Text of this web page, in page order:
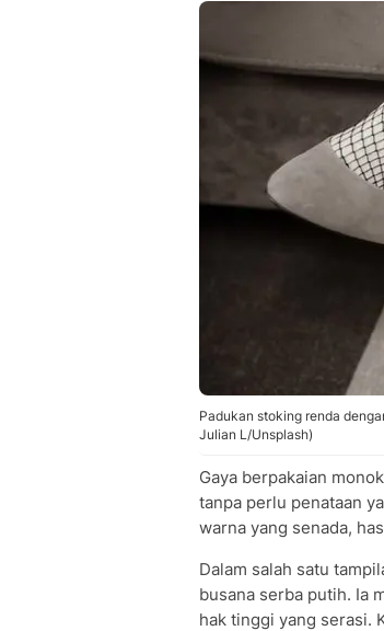
Padukan stoking renda
Julian L/Unsplash)
Gaya berpakaian
tanpa perlu penataan
warna yang senada,
Dalam salah satu
busana serba putih. Ia
hak tinggi yang serasi.